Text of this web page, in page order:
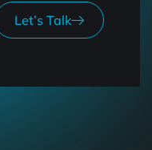
Let’s Talk